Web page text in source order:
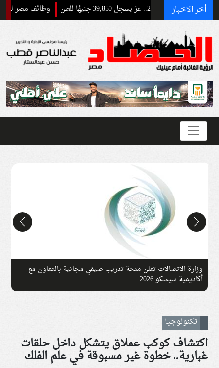
أخر الاخبار وظائف مصر للطيران 2026.. التخصصات والشروط ومواعيد التقديم
وزارة الاتصالات تعلن منحة تدريب صيفي مجانية بالتعاون مع
أكاديمية سيسكو 2026
تكنولوجيا
اكتشاف كوكب عملاق يتشكل داخل حلقات
غبارية.. خطوة غير مسبوقة في علم الفلك